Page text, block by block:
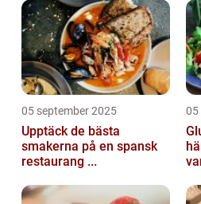
05 september 2025
Upptäck de bästa
smakerna på en spansk
restaurang ...
05